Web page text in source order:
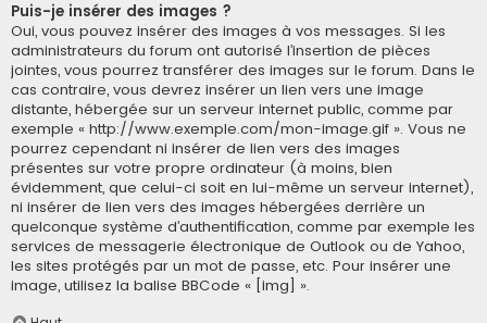
Puis-je insérer des images ?
Oui, vous pouvez insérer des images à vos messages. Si les
administrateurs du forum ont autorisé l’insertion de pièces
jointes, vous pourrez transférer des images sur le forum. Dans le
cas contraire, vous devrez insérer un lien vers une image
distante, hébergée sur un serveur internet public, comme par
exemple « http://www.exemple.com/mon-image.gif ». Vous ne
pourrez cependant ni insérer de lien vers des images
présentes sur votre propre ordinateur (à moins, bien
évidemment, que celui-ci soit en lui-même un serveur internet),
ni insérer de lien vers des images hébergées derrière un
quelconque système d’authentification, comme par exemple les
services de messagerie électronique de Outlook ou de Yahoo,
les sites protégés par un mot de passe, etc. Pour insérer une
image, utilisez la balise BBCode « [img] ».